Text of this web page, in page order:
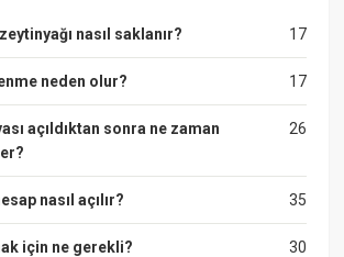
17
nasıl saklanır?
17
neden olur?
26
açıldıktan sonra ne zaman
35
nasıl açılır?
30
için ne gerekli?